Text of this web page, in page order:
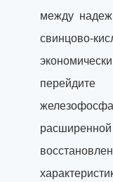
между
свинцово-